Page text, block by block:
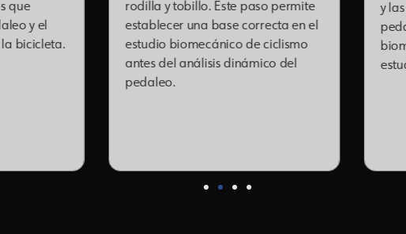
rodilla y tobillo. Este paso permite
establecer una base correcta en el
estudio biomecánico de ciclismo
antes del análisis dinámico del
y las asimetrías durante el
pedaleo, obteniendo un
biomecánico completo en
estudio biomecánico de